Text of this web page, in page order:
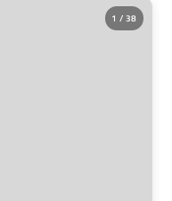
1 / 38